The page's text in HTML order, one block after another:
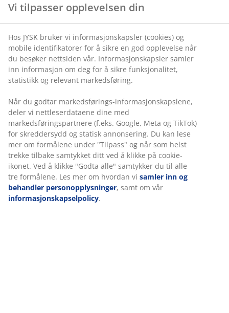
Vi tilpasser opplevelsen din
Hos JYSK bruker vi informasjonskapsler (cookies) og
mobile identifikatorer for å sikre en god opplevelse når
du besøker nettsiden vår. Informasjonskapsler samler
inn informasjon om deg for å sikre funksjonalitet,
statistikk og relevant markedsføring.
Når du godtar markedsførings-informasjonskapslene,
deler vi nettleserdataene dine med
markedsføringspartnere (f.eks. Google, Meta og TikTok)
for skreddersydd og statisk annonsering. Du kan lese
mer om formålene under "Tilpass" og når som helst
trekke tilbake samtykket ditt ved å klikke på cookie-
ikonet. Ved å klikke "Godta alle" samtykker du til alle
tre formålene. Les mer om hvordan vi samler inn og
behandler personopplysninger, samt om vår
informasjonskapselpolicy.